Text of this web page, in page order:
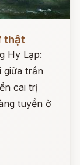
thật
Hy Lạp:
giữa trần
cai trị
tuyền ở